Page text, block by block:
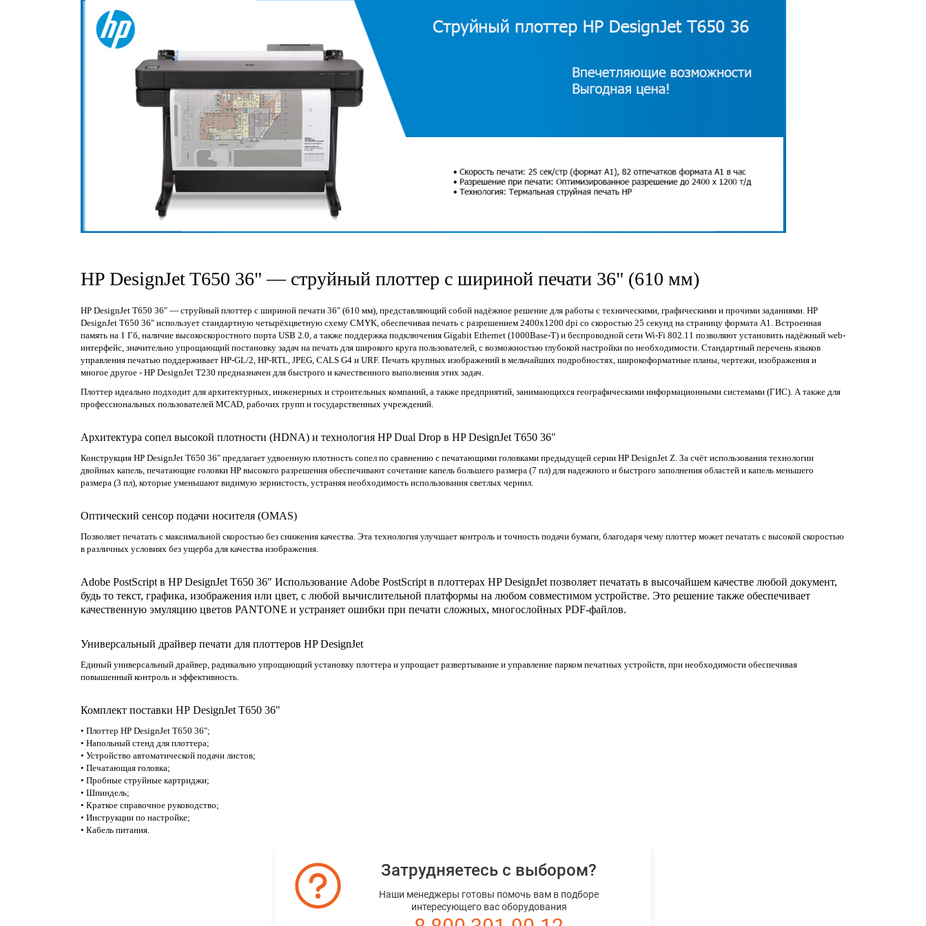
• Точность линии: ±0,1 \%
• Минимальная ширина линии: 0,
HP DesignJet T650 36" — струйный плоттер с шириной печати 36" (610 мм)
HP DesignJet T650 36" — струйный плоттер с шириной печати 36" (610 мм), представляющий собой надёжное решение для работы с техническими, графическими и прочими заданиями. HP
DesignJet T650 36" использует стандартную четырёхцветную схему CMYK, обеспечивая печать с разрешением 2400x1200 dpi со скоростью 25 секунд на страницу формата A1. Встроенная
память на 1 Гб, наличие высокоскоростного порта USB 2.0, а также поддержка подключения Gigabit Ethernet (1000Base-T) и беспроводной сети Wi-Fi 802.11 позволяют установить надёжный web-
интерфейс, значительно упрощающий постановку задач на печать для широкого круга пользователей, с возможностью глубокой настройки по необходимости. Стандартный перечень языков
управления печатью поддерживает HP-GL/2, HP-RTL, JPEG, CALS G4 и URF. Печать крупных изображений в мельчайших подробностях, широкоформатные планы, чертежи, изображения и
многое другое - HP DesignJet T230 предназначен для быстрого и качественного выполнения этих задач.
Плоттер идеально подходит для архитектурных, инженерных и строительных компаний, а также предприятий, занимающихся географическими информационными системами (ГИС). А также для
профессиональных пользователей MCAD, рабочих групп и государственных учреждений.
Архитектура сопел высокой плотности (HDNA) и технология HP Dual Drop в HP DesignJet T650 36"
Конструкция HP DesignJet T650 36" предлагает удвоенную плотность сопел по сравнению с печатающими головками предыдущей серии HP DesignJet Z. За счёт использования технологии
двойных капель, печатающие головки HP высокого разрешения обеспечивают сочетание капель большего размера (7 пл) для надежного и быстрого заполнения областей и капель меньшего
размера (3 пл), которые уменьшают видимую зернистость, устраняя необходимость использования светлых чернил.
Оптический сенсор подачи носителя (OMAS)
Позволяет печатать с максимальной скоростью без снижения качества. Эта технология улучшает контроль и точность подачи бумаги, благодаря чему плоттер может печатать с высокой скоростью
в различных условиях без ущерба для качества изображения.
Adobe PostScript в HP DesignJet T650 36" Использование Adobe PostScript в плоттерах HP DesignJet позволяет печатать в высочайшем качестве любой документ,
будь то текст, графика, изображения или цвет, с любой вычислительной платформы на любом совместимом устройстве. Это решение также обеспечивает
качественную эмуляцию цветов PANTONE и устраняет ошибки при печати сложных, многослойных PDF-файлов.
Универсальный драйвер печати для плоттеров HP DesignJet
Единый универсальный драйвер, радикально упрощающий установку плоттера и упрощает развертывание и управление парком печатных устройств, при необходимости обеспечивая
повышенный контроль и эффективность.
Комплект поставки HP DesignJet T650 36"
• Плоттер HP DesignJet T650 36";
• Напольный стенд для плоттера;
• Устройство автоматической подачи листов;
• Печатающая головка;
• Пробные струйные картриджи;
• Шпиндель;
• Краткое справочное руководство;
• Инструкции по настройке;
• Кабель питания.
Затрудняетесь с выбором?
Наши менеджеры готовы помочь вам в подборе
интересующего вас оборудования